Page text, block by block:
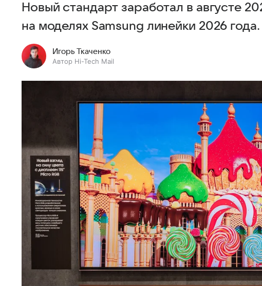
Новый стандарт заработал в августе
на моделях Samsung линейки 2026 года.
Игорь Ткаченко
Автор Hi-Tech Mail